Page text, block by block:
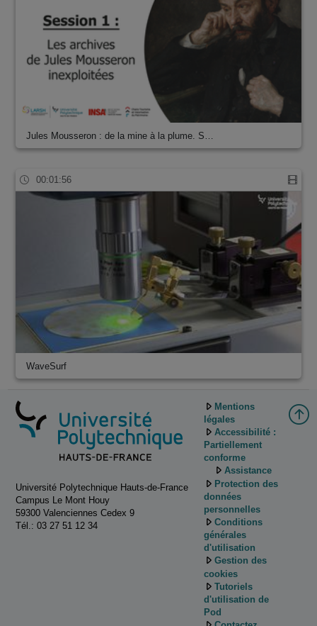
Jules Mousseron : de la mine à la plume. S…
00:01:56
WaveSurf
Université Polytechnique Hauts-de-France
Campus Le Mont Houy
59300 Valenciennes Cedex 9
Tél.: 03 27 51 12 34
Mentions
légales
Accessibilité :
Partiellement
conforme
Assistance
Protection des
données
personnelles
Conditions
générales
d'utilisation
Gestion des
cookies
Tutoriels
d'utilisation de
Pod